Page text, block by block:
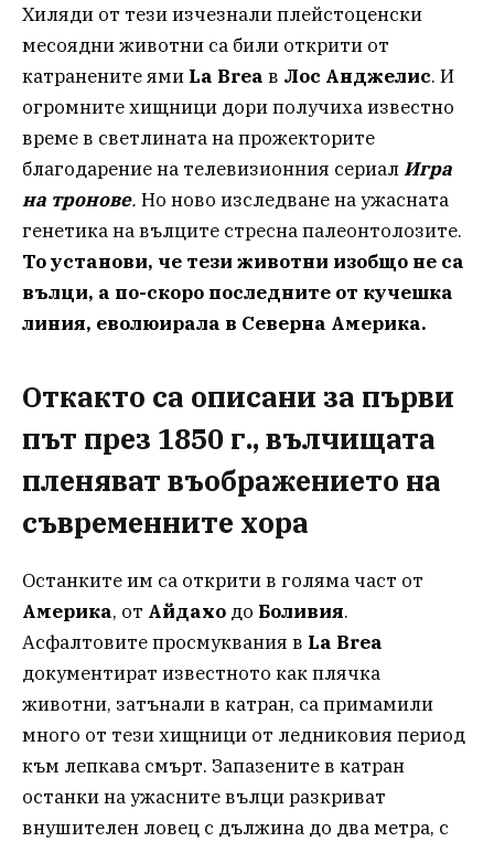
Хиляди от тези изчезнали плейстоценски
месоядни животни са били открити от
катранените ями La Brea в Лос Анджелис. И
огромните хищници дори получиха известно
време в светлината на прожекторите
благодарение на телевизионния сериалИгра
на тронове. Но ново изследване на ужасната
генетика на вълците стресна палеонтолозите.
То установи, че тези животни изобщо не са
вълци, а по-скоро последните от кучешка
линия, еволюирала в Северна Америка.
Откакто са описани за първи
път през 1850 г., вълчищата
пленяват въображението на
съвременните хора
Останките им са открити в голяма част от
Америка, от Айдахо до Боливия.
Асфалтовите просмуквания в La Brea
документират известното как плячка
животни, затънали в катран, са примамили
много от тези хищници от ледниковия период
към лепкава смърт. Запазените в катран
останки на ужасните вълци разкриват
внушителен ловец с дължина до два метра, с